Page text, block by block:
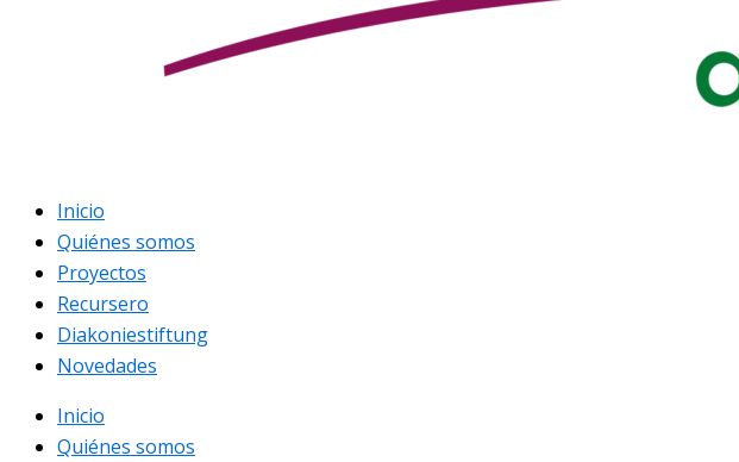
Inicio
Quiénes somos
Proyectos
Recursero
Diakoniestiftung
Novedades
Inicio
Quiénes somos